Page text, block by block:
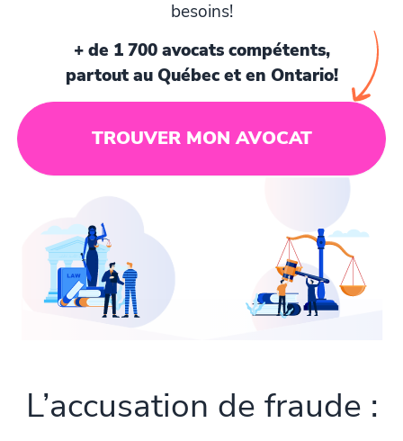
Trouver un avocat
besoins!
+ de 1 700 avocats compétents,
partout au Québec et en Ontario!
TROUVER MON AVOCAT
L’accusation de fraude :